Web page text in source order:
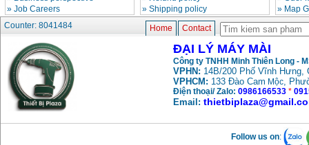
May mai FEG-911A
(100mm)
Price:760000VND
May cat kim loai
plasma Hong ky
Price:6000000
» Job Careers
» Shipping policy
» Map
Counter: 8041484
Home Contact
ĐẠI LÝ MÁY MÀI
Công ty TNHH Minh Thiên Long -
VPHN: 14B/200 Phố Vĩnh Hưng,
VPHCM: 133 Đào Cam Mộc,
Điện thoại/ Zalo: 0986166533 *
Email:
Follow us on: